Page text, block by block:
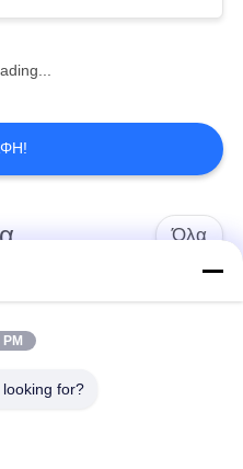
Όλα
Μονάδα παρεμβολής
με μη επανδρωμένο
for?